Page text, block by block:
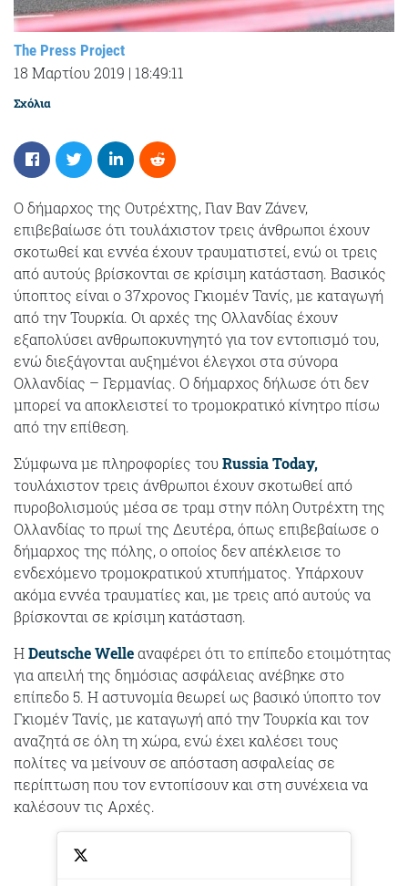
The Press Project
18 Μαρτίου 2019 | 18:49:11
Σχόλια
Ο δήμαρχος της Ουτρέχτης, Γιαν Βαν Ζάνεν,
επιβεβαίωσε ότι τουλάχιστον τρεις άνθρωποι έχουν
σκοτωθεί και εννέα έχουν τραυματιστεί, ενώ οι τρεις
από αυτούς βρίσκονται σε κρίσιμη κατάσταση. Βασικός
ύποπτος είναι ο 37χρονος Γκιομέν Τανίς, με καταγωγή
από την Τουρκία. Οι αρχές της Ολλανδίας έχουν
εξαπολύσει ανθρωποκυνηγητό για τον εντοπισμό του,
ενώ διεξάγονται αυξημένοι έλεγχοι στα σύνορα
Ολλανδίας – Γερμανίας. Ο δήμαρχος δήλωσε ότι δεν
μπορεί να αποκλειστεί το τρομοκρατικό κίνητρο πίσω
από την επίθεση.
Σύμφωνα με πληροφορίες τουRussia Today,
τουλάχιστον τρεις άνθρωποι έχουν σκοτωθεί από
πυροβολισμούς μέσα σε τραμ στην πόλη Ουτρέχτη της
Ολλανδίας το πρωί της Δευτέρα, όπως επιβεβαίωσε ο
δήμαρχος της πόλης, ο οποίος δεν απέκλεισε το
ενδεχόμενο τρομοκρατικού χτυπήματος. Υπάρχουν
ακόμα εννέα τραυματίες και, με τρεις από αυτούς να
βρίσκονται σε κρίσιμη κατάσταση.
ΗDeutsche Welleαναφέρει ότι το επίπεδο ετοιμότητας
για απειλή της δημόσιας ασφάλειας ανέβηκε στο
επίπεδο 5. Η αστυνομία θεωρεί ως βασικό ύποπτο τον
Γκιομέν Τανίς, με καταγωγή από την Τουρκία και τον
αναζητά σε όλη τη χώρα, ενώ έχει καλέσει τους
πολίτες να μείνουν σε απόσταση ασφαλείας σε
περίπτωση που τον εντοπίσουν και στη συνέχεια να
καλέσουν τις Αρχές.